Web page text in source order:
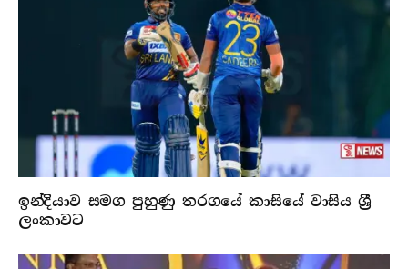
ඉන්දියාව සමග පුහුණු තරගයේ කාසියේ වාසිය ශ්‍රී
ලංකාවට